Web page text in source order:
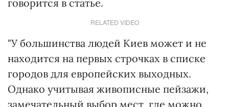
говорится в статье.
RELATED VIDEO
"У большинства людей Киев может и не
находится на первых строчках в списке
городов для европейских выходных.
Однако учитывая живописные пейзажи,
замечательный выбор мест, где можно